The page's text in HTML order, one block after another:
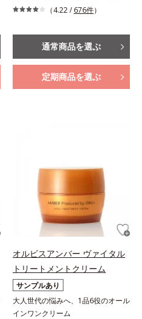
（4.22 / 676件）
通常商品を選ぶ
定期商品を選ぶ
オルビスアンバー ヴァイタル
トリートメントクリーム
サンプルあり
大人世代の悩みへ、1品6役のオール
インワンクリーム